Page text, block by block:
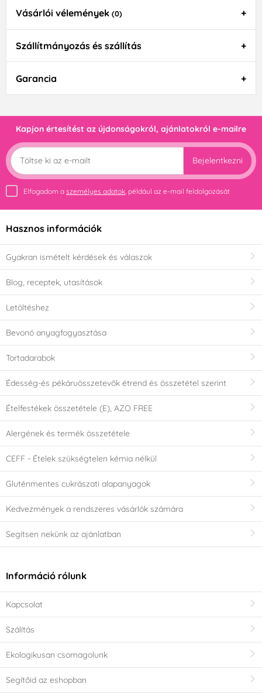
Vásárlói vélemények (0)
Szállítmányozás és szállítás
Garancia
Kapjon értesítést az újdonságokról, ajánlatokról e-mailre
Bejelentkezni
Elfogadom a személyes adatok , például az e-mail feldolgozását
Hasznos információk
Gyakran ismételt kérdések és válaszok
Blog, receptek, utasítások
Letöltéshez
Bevonó anyagfogyasztása
Tortadarabok
Édesség-és pékáruösszetevők étrend és összetétel szerint
Ételfestékek összetétele (E), AZO FREE
Alergének és termék összetétele
CEFF - Ételek szükségtelen kémia nélkül
Gluténmentes cukrászati alapanyagok
Kedvezmények a rendszeres vásárlók számára
Segítsen nekünk az ajánlatban
Információ rólunk
Kapcsolat
Szálítás
Ekologikusan csomagolunk
Segítőid az eshopban